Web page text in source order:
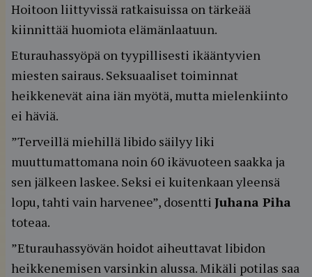
Hoitoon liittyvissä ratkaisuissa on tärkeää
kiinnittää huomiota elämänlaatuun.
Eturauhassyöpä on tyypillisesti ikääntyvien
miesten sairaus. Seksuaaliset toiminnat
heikkenevät aina iän myötä, mutta mielenkiinto
ei häviä.
”Terveillä miehillä libido säilyy liki
muuttumattomana noin 60 ikävuoteen saakka ja
sen jälkeen laskee. Seksi ei kuitenkaan yleensä
lopu, tahti vain harvenee”, dosentti Juhana Piha
toteaa.
”Eturauhassyövän hoidot aiheuttavat libidon
heikkenemisen varsinkin alussa. Mikäli potilas saa